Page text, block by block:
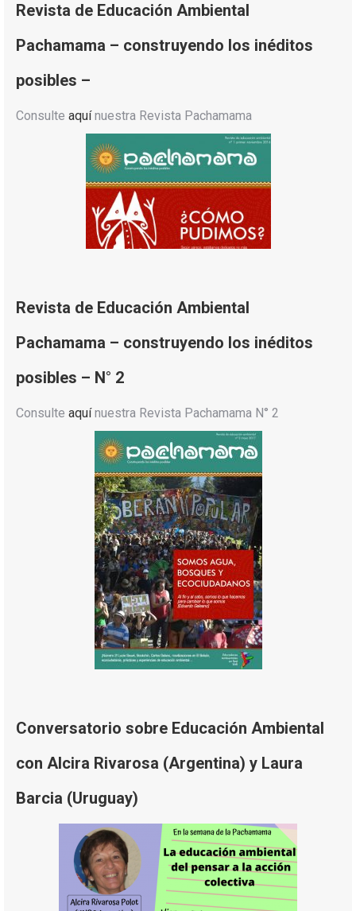
Revista de Educación Ambiental
Pachamama – construyendo los inéditos
posibles –
Consulte aquínuestra Revista Pachamama
Revista de Educación Ambiental
Pachamama – construyendo los inéditos
posibles – N° 2
Consulte aquínuestra Revista Pachamama N° 2
Conversatorio sobre Educación Ambiental
con Alcira Rivarosa (Argentina) y Laura
Barcia (Uruguay)